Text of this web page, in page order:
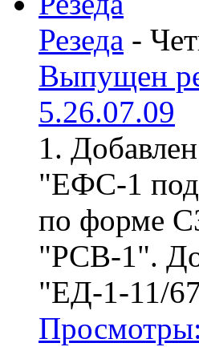
Резеда -
Выпущен
5.26.07.09
1.
"ЕФС-1
по форме
"РСВ-1".
"ЕД-1-11/